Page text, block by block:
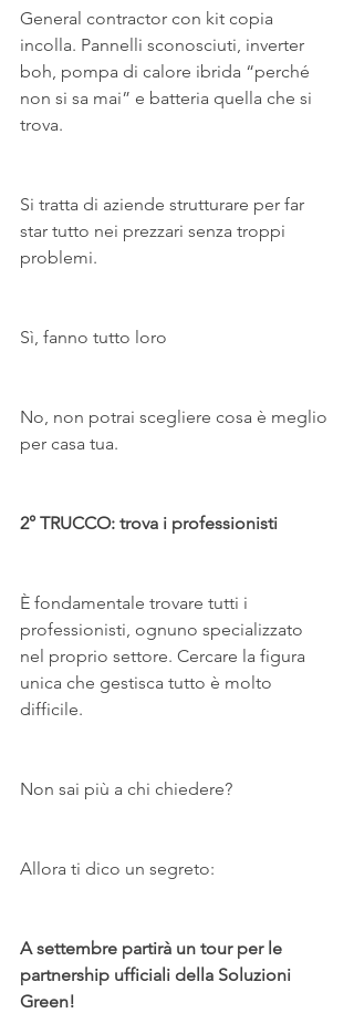
General contractor con kit copia
incolla. Pannelli sconosciuti, inverter
boh, pompa di calore ibrida “perché
non si sa mai” e batteria quella che si
trova.
Si tratta di aziende strutturare per far
star tutto nei prezzari senza troppi
problemi.
Sì, fanno tutto loro
No, non potrai scegliere cosa è meglio
per casa tua.
2° TRUCCO: trova i professionisti
È fondamentale trovare tutti i
professionisti, ognuno specializzato
nel proprio settore. Cercare la figura
unica che gestisca tutto è molto
difficile.
Non sai più a chi chiedere?
Allora ti dico un segreto:
A settembre partirà un tour per le
partnership ufficiali della Soluzioni
Green!